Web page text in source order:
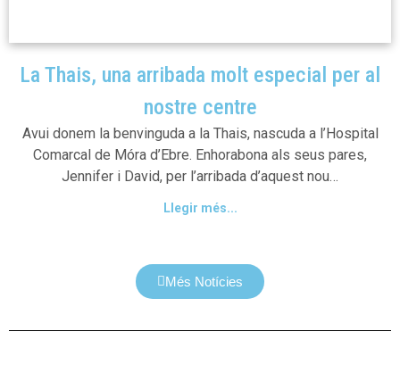
La Thais, una arribada molt especial per al
nostre centre
Avui donem la benvinguda a la Thais, nascuda a l’Hospital
Comarcal de Móra d’Ebre. Enhorabona als seus pares,
Jennifer i David, per l’arribada d’aquest nou…
Llegir més...
Més Notícies